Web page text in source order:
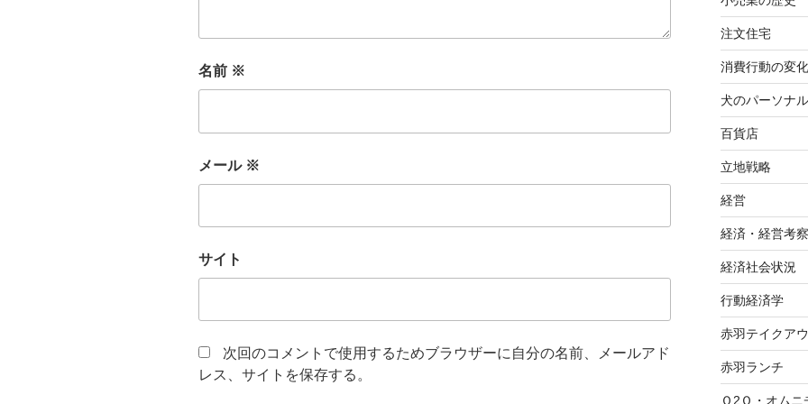
名前 ※
メール ※
サイト
次回のコメントで使用するためブラウザーに自分の名前、メールアド
レス、サイトを保存する。
注文住宅
消費行動の変化
犬のパーソナ
百貨店
立地戦略
経営
経済・経営考察
経済社会状況
行動経済学
赤羽テイクア
赤羽ランチ
Ｏ2Ｏ・オムニ